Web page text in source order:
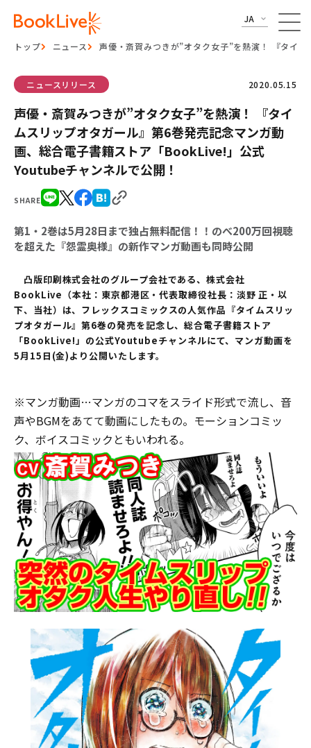
JA
トップ ニュース 声優・斎賀みつきが”オタク女子”を熱演！ 『タイ
SHARE
ニュースリリース 2020.05.15
声優・斎賀みつきが”オタク女子”を熱演！ 『タイ
ムスリップオタガール』第6巻発売記念マンガ動
画、総合電子書籍ストア「BookLive!」公式
Youtubeチャンネルで公開！
第1・2巻は5月28日まで独占無料配信！！のべ200万回視聴
を超えた『怨霊奥様』の新作マンガ動画も同時公開
凸版印刷株式会社のグループ会社である、株式会社
BookLive（本社：東京都港区・代表取締役社長：淡野 正・以
下、当社）は、フレックスコミックスの人気作品『タイムスリッ
プオタガール』第6巻の発売を記念し、総合電子書籍ストア
「BookLive!」の公式Youtubeチャンネルにて、マンガ動画を
5月15日(金)より公開いたします。
※マンガ動画…マンガのコマをスライド形式で流し、音
声やBGMをあてて動画にしたもの。モーションコミッ
ク、ボイスコミックともいわれる。